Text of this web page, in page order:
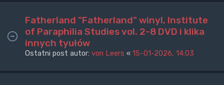
Fatherland "Fatherland" winyl, Institute
of Paraphilia Studies vol. 2-8 DVD i klika
innych tyułów
Ostatni post autor: von Leers « 15-01-2026, 14:03